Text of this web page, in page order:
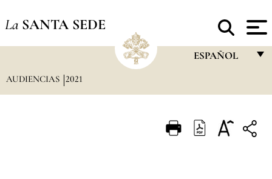
La SANTA SEDE
ESPAÑOL
ITALIANO
AUDIENCIAS 2021